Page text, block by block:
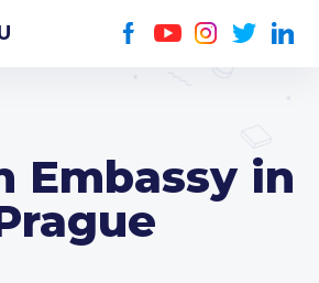
Embassy in